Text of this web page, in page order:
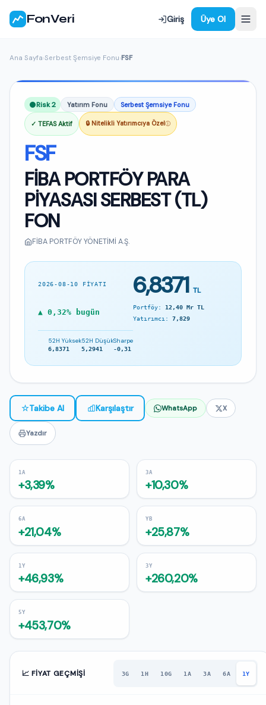
FonVeri Giriş Üye Ol
Ana Sayfa›Serbest Şemsiye Fonu›FSF
Risk 2 Yatırım Fonu Serbest Şemsiye Fonu
✓ TEFAS Aktif 🔒 Nitelikli Yatırımcıya Özelⓘ
FSF
FİBA PORTFÖY PARA
PİYASASI SERBEST (TL)
FON
FİBA PORTFÖY YÖNETİMİ A.Ş.
2026-08-10 FIYATI 6,8371 TL
▲ 0,32% bugün
Portföy: 12,40 Mr TL
Yatırımcı: 7,829
52H Yüksek
6,8371
52H Düşük
5,2941
Sharpe
-0,31
☆Takibe Al Karşılaştır WhatsApp X
Yazdır
1A
+3,39%
3A
+10,30%
6A
+21,04%
YB
+25,87%
1Y
+46,93%
3Y
+260,20%
5Y
+453,70%
📈 FIYAT GEÇMIŞI 3G 1H 10G 1A 3A 6A 1Y